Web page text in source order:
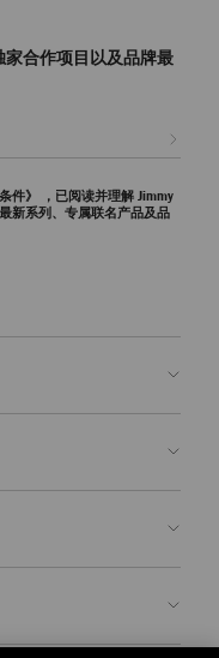
合作项目以及品牌最
件》
，已阅读并理解 Jimmy
新系列、专属联名产品及品